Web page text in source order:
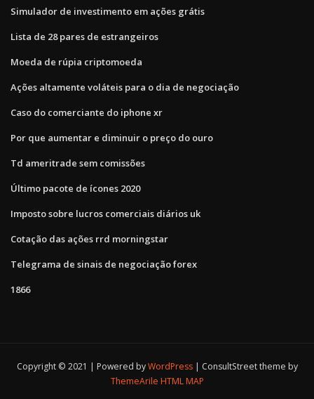
Simulador de investimento em ações grátis
Lista de 28 pares de estrangeiros
Moeda de rúpia criptomoeda
Ações altamente voláteis para o dia de negociação
Caso do comerciante do iphone xr
Por que aumentar e diminuir o preço do ouro
Td ameritrade sem comissões
Último pacote de ícones 2020
Imposto sobre lucros comerciais diários uk
Cotação das ações rrd morningstar
Telegrama de sinais de negociação forex
1866
Copyright © 2021 | Powered byWordPress
ConsultStreet theme by
ThemeArile HTML MAP